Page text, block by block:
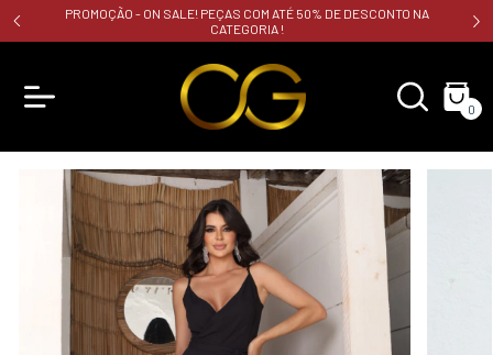
PROMOÇÃO - ON SALE! PEÇAS COM ATÉ 50% DE DESCONTO NA
CATEGORIA !
0